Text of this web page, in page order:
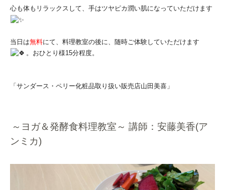
心も体もリラックスして、手はツヤピカ潤い肌になっていただけま す
当日は無料にて、料理教室の後に、随時ご体験していただけます
。 おひとり様15分程度。
「サンダース・ペリー化粧品取り扱い販売店山田 美喜 」
～ヨガ＆発酵食料理教室～ 講師：安藤美香(ア
ンミカ)